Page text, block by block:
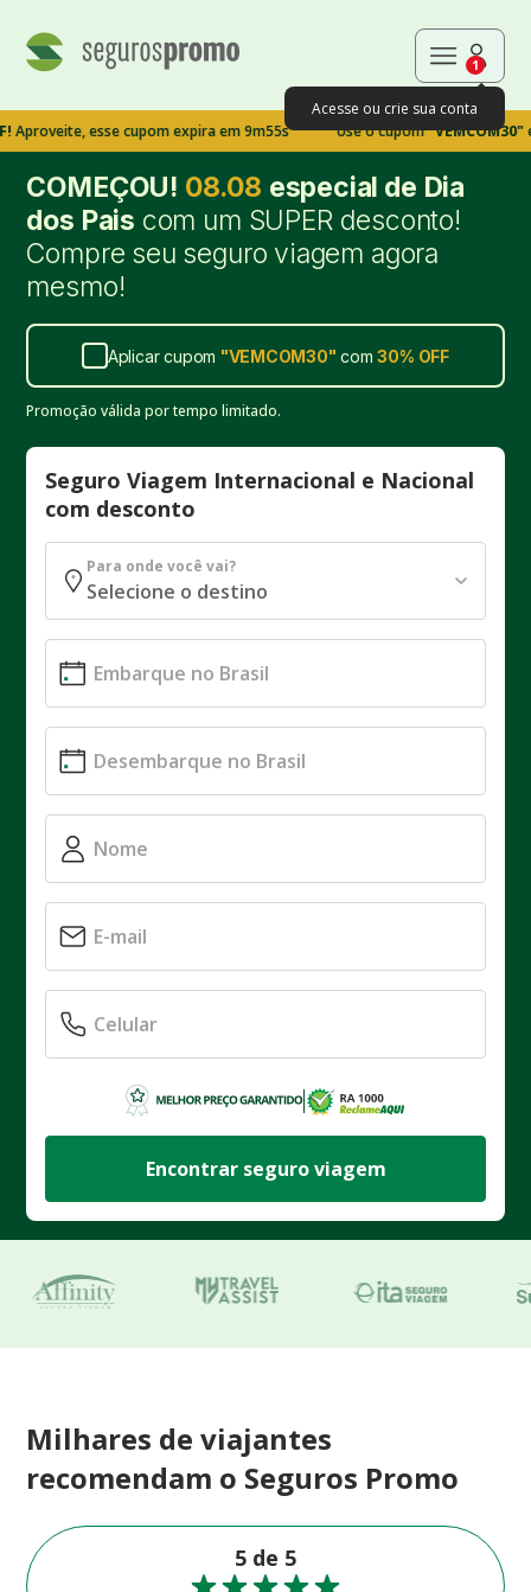
1
Acesse ou crie sua conta
esse cupom expira em 9m54s
Use o cupom"VEMCOM30"e
COMEÇOU! 08.08 especial de Dia
dos Pais com um SUPER desconto!
Compre seu seguro viagem agora
mesmo!
Aplicar cupom "VEMCOM30" com30% OFF
Promoção válida por tempo limitado.
Seguro Viagem Internacional e Nacional
com desconto
Para onde você vai?
Encontrar seguro viagem
Milhares de viajantes
recomendam o Seguros Promo
5 de 5